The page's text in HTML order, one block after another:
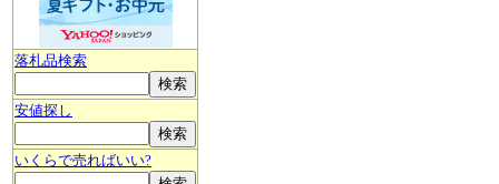
落札品検索
安値探し
いくらで売ればいい?